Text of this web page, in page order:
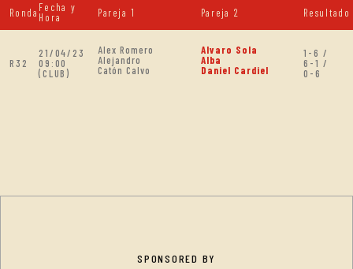
Ronda Fecha y
Hora
Pareja 1 Pareja 2 Resultado
R32
21/04/23
09:00
(CLUB)
Alex Romero
Alejandro
Catón Calvo
Alvaro Sola
Alba
Daniel Cardiel
1-6 /
6-1 /
0-6
SPONSORED BY